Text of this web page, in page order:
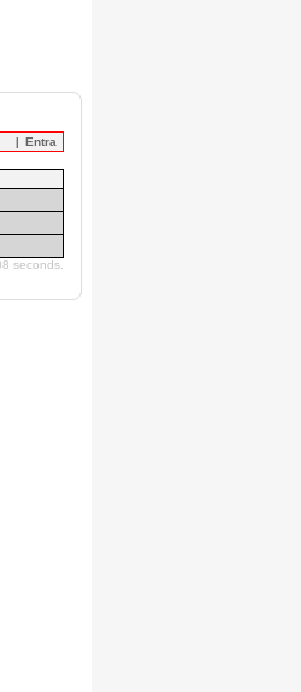
Entra
seconds.